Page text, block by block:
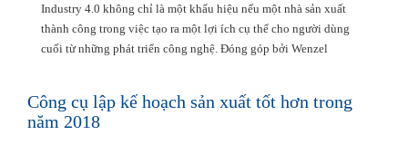
Industry 4.0 không chỉ là một khẩu hiệu nếu một nhà sản xuất
thành công trong việc tạo ra một lợi ích cụ thể cho người dùng
cuối từ những phát triển công nghệ. Đóng góp bởi Wenzel
Công cụ lập kế hoạch sản xuất tốt hơn trong
năm 2018